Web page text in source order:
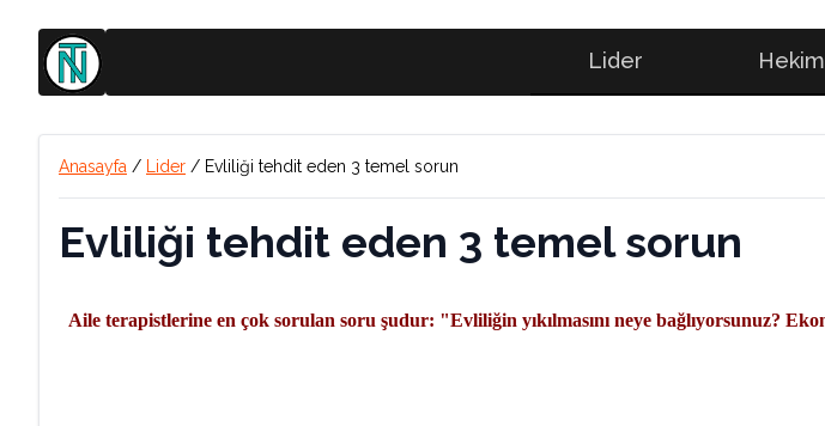
Lider Hekim
Anasayfa / Lider / Evliliği tehdit eden 3 temel sorun
Evliliği tehdit eden 3 temel sorun
Aile terapistlerine en çok sorulan soru şudur: "Evliliğin yıkılmasını neye bağlıyorsunuz?